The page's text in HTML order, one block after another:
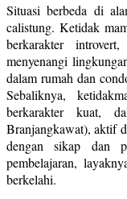
Situasi berbeda di
calistung. Ketidak
berkarakter
menyenangi
dalam rumah dan
Sebaliknya,
berkarakter kuat,
Branjangkawat), aktif
dengan sikap dan
pembelajaran,
berkelahi.